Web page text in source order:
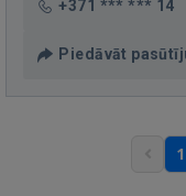
+371 *** *** 14
Piedāvāt
1